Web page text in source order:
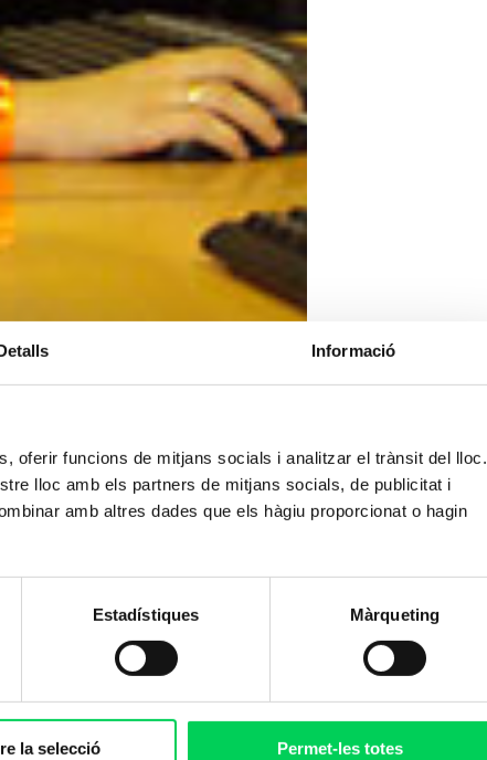
Informació
oferir funcions de mitjans socials i analitzar el trànsit del lloc.
lloc amb els partners de mitjans socials, de publicitat i
amb altres dades que els hàgiu proporcionat o hagin
Estadístiques Màrqueting
la selecció Permet-les totes